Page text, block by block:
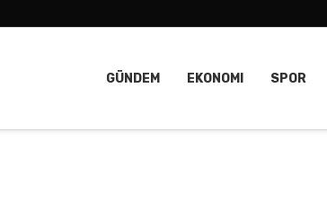
GÜNDEM EKONOMI SPOR